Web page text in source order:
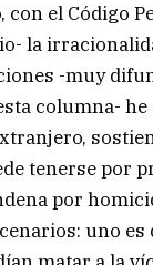
el Código
la
-muy
columna-
tenerse por
por
uno